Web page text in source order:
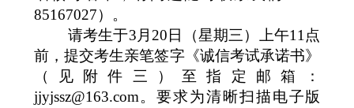
85167027）。
请考生于3 月 20日（星期三）上午11 点
前，提交考生亲笔签字《诚信考试承诺书》
（见附件三）至指定邮箱：
jjyjssz@163.com。要求为清晰扫描电子版